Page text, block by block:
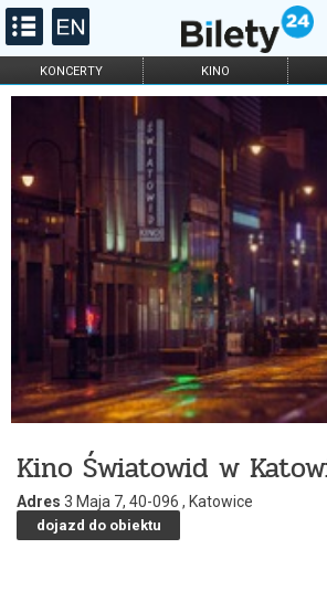
KONCERTY KINO
OPERA I BALET
ONLINE
Kino Światowid w
Adres 3 Maja 7, 40-096 , Katowice
dojazd do obiektu